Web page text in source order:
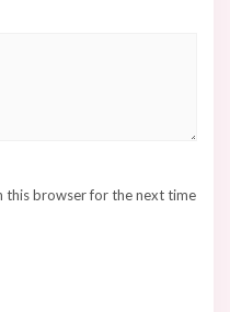
this browser for the next time